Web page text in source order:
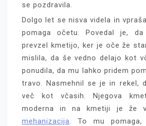
se pozdravila.
Dolgo let se nisva videla in
pomaga očetu. Povedal je,
prevzel kmetijo, ker je oče že
mislila, da še vedno delajo kot
ponudila, da mu lahko pridem
travo. Nasmehnil se je in rekel,
več kot včasih. Njegova
moderna in na kmetiji je že
mehanizacija. To mu pomaga,